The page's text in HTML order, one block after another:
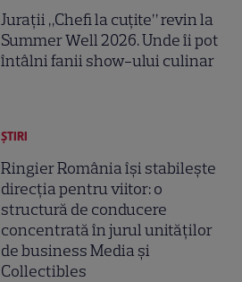
Jurații „Chefi la cuțite” revin la
Summer Well 2026. Unde îi pot
întâlni fanii show-ului culinar
ȘTIRI
Ringier România își stabilește
direcția pentru viitor: o
structură de conducere
concentrată în jurul unităților
de business Media și
Collectibles